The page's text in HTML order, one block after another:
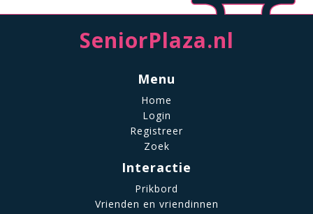
SeniorPlaza.nl
Menu
Home
Login
Registreer
Zoek
Interactie
Prikbord
Vrienden en vriendinnen